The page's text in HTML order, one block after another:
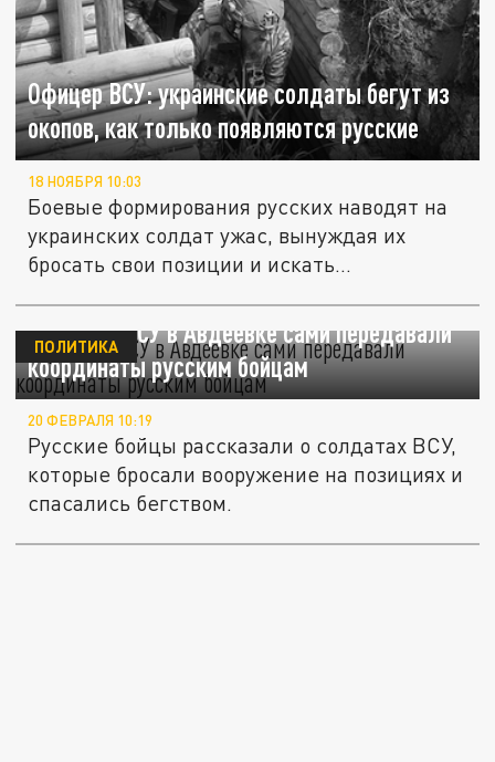
Офицер ВСУ: украинские солдаты бегут из
окопов, как только появляются русские
18 НОЯБРЯ 10:03
Боевые формирования русских наводят на
украинских солдат ужас, вынуждая их
бросать свои позиции и искать...
Офицеры ВСУ в Авдеевке сами передавали
координаты русским бойцам
ПОЛИТИКА
20 ФЕВРАЛЯ 10:19
Русские бойцы рассказали о солдатах ВСУ,
которые бросали вооружение на позициях и
спасались бегством.